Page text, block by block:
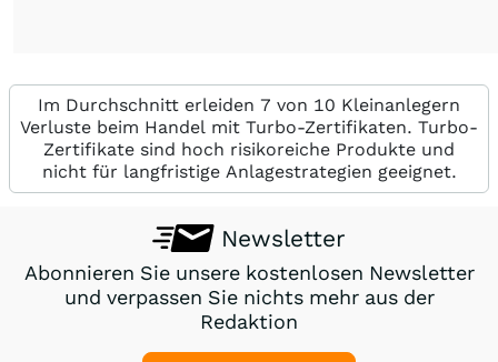
Im Durchschnitt erleiden 7 von 10 Kleinanlegern
Verluste beim Handel mit Turbo-Zertifikaten. Turbo-
Zertifikate sind hoch risikoreiche Produkte und
nicht für langfristige Anlagestrategien geeignet.
Newsletter
Abonnieren Sie unsere kostenlosen Newsletter
und verpassen Sie nichts mehr aus der
Redaktion